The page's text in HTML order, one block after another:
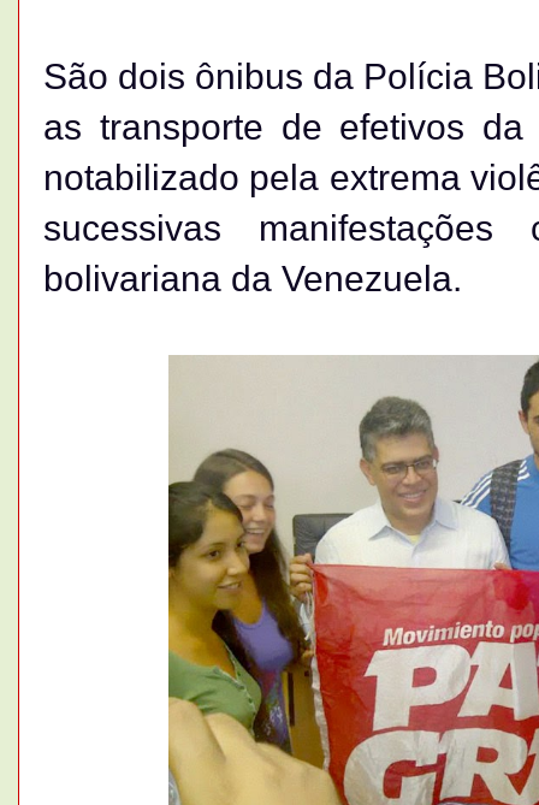
São dois ônibus da Polícia
as transporte de efetivos
notabilizado pela extrema
sucessivas
bolivariana da Venezuela.